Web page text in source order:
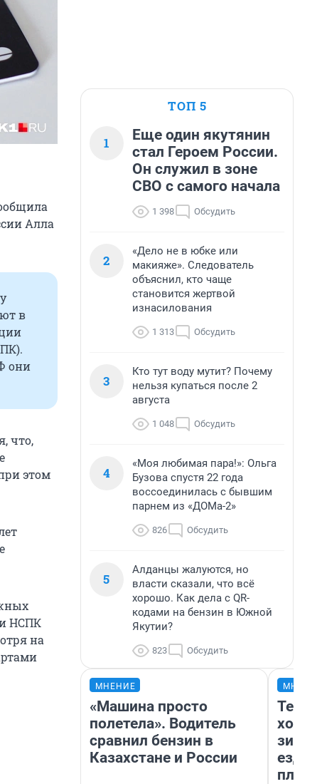
Алла
в
они
что,
этом
НСПК
на
ТОП 5
1
Еще один якутянин
стал Героем России.
Он служил в зоне
СВО с самого начала
1 398 Обсудить
2
«Дело не в юбке или
макияже». Следователь
объяснил, кто чаще
становится жертвой
изнасилования
1 313 Обсудить
3
Кто тут воду мутит? Почему
нельзя купаться после 2
августа
1 048 Обсудить
4
«Моя любимая пара!»: Ольга
Бузова спустя 22 года
воссоединилась с бывшим
парнем из «ДОМа-2»
826 Обсудить
5
Алданцы жалуются, но
власти сказали, что всё
хорошо. Как дела с QR-
кодами на бензин в Южной
Якутии?
823 Обсудить
МНЕНИЕ
«Машина просто
полетела». Водитель
сравнил бензин в
Казахстане и России
ездит